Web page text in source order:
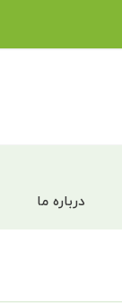
درباره ما